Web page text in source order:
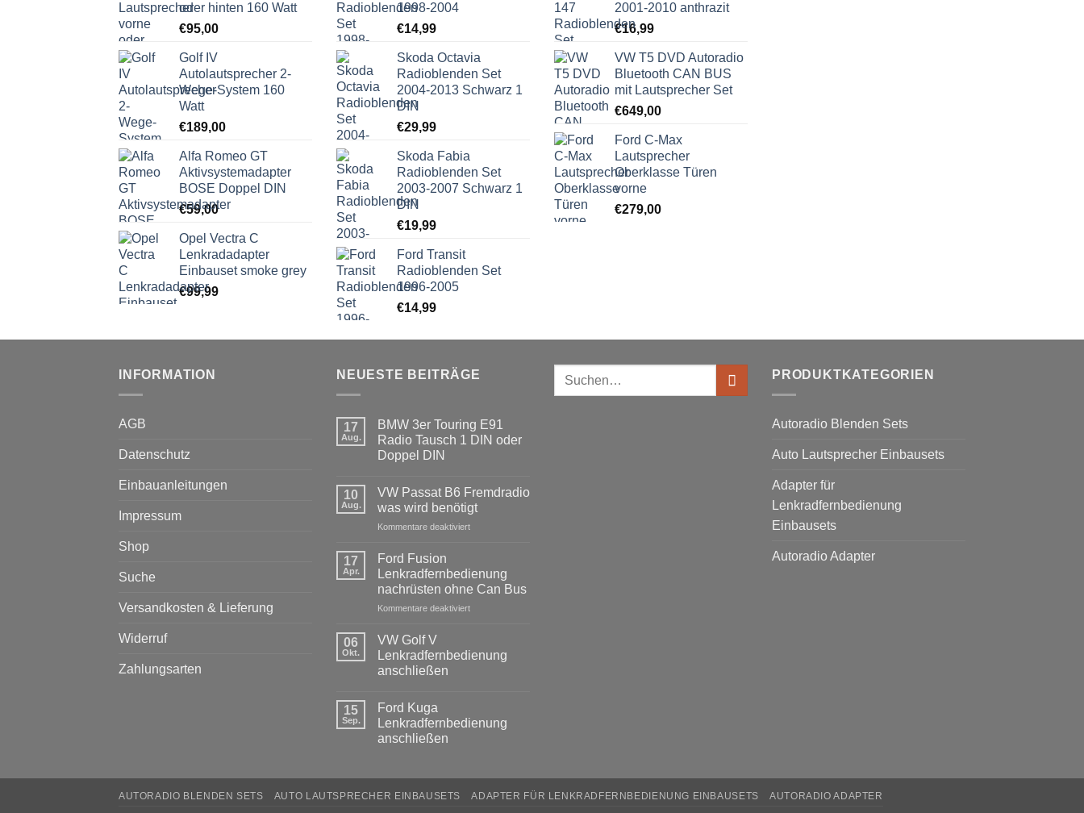
oder hinten 160 Watt
€95,00
Golf IV
Autolautsprecher 2-
Wege-System 160
Watt
€189,00
Alfa Romeo GT
Aktivsystemadapter
BOSE Doppel DIN
€59,00
Opel Vectra C
Lenkradadapter
Einbauset smoke grey
€99,99
1998-2004
€14,99
Skoda Octavia
Radioblenden Set
2004-2013 Schwarz 1
DIN
€29,99
Skoda Fabia
Radioblenden Set
2003-2007 Schwarz 1
DIN
€19,99
Ford Transit
Radioblenden Set
1996-2005
€14,99
2001-2010 anthrazit
€16,99
VW T5 DVD Autoradio
Bluetooth CAN BUS
mit Lautsprecher Set
€649,00
Ford C-Max
Lautsprecher
Oberklasse Türen
vorne
€279,00
INFORMATION
AGB
Datenschutz
Einbauanleitungen
Impressum
Shop
Suche
Versandkosten & Lieferung
Widerruf
Zahlungsarten
NEUESTE BEITRÄGE
17
Aug.
BMW 3er Touring E91
Radio Tausch 1 DIN oder
Doppel DIN
zu
3er
Touring
Tausch
1
DIN
oder
Doppel
DIN
10
Aug.
VW Passat B6 Fremdradio
was wird benötigt
Kommentare deaktiviertfür
B6
Fremdradio
was
wird
17
Apr.
Ford Fusion
Lenkradfernbedienung
nachrüsten ohne Can Bus
Kommentare deaktiviertfür
Lenkradfernbedienung
nachrüsten
06
Okt.
VW Golf V
Lenkradfernbedienung
anschließen
zu
VW
Golf
V
15
Sep.
Ford Kuga
Lenkradfernbedienung
anschließen
Kuga
Suchen
PRODUKTKATEGORIEN
Autoradio Blenden Sets
Auto Lautsprecher Einbausets
Adapter für
Lenkradfernbedienung
Einbausets
Autoradio Adapter
AUTORADIO BLENDEN SETS AUTO LAUTSPRECHER EINBAUSETS ADAPTER FÜR LENKRADFERNBEDIENUNG EINBAUSETS AUTORADIO ADAPTER